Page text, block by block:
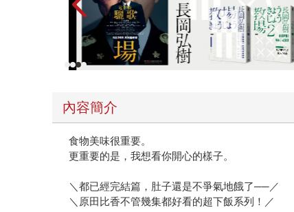
內容簡介
食物美味很重要。
更重要的是，我想看你開心的樣子。
＼都已經完結篇，肚子還是不爭氣地餓了──／
＼原田比香不管幾集都好看的超下飯系列！／